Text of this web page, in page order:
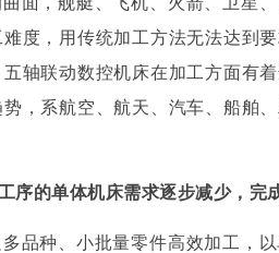
度，用传统加工方法无法达到
轴联动数控机床在加工方面有
，系航空、航天、汽车、船舶
的单体机床需求逐步减少，完
品种、小批量零件高效加工，
了，应该能够为当地